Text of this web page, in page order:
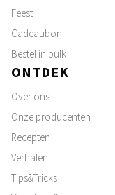
Feest
Cadeaubon
Bestel in bulk
ONTDEK
Over ons
Onze producenten
Recepten
Verhalen
Tips&Tricks